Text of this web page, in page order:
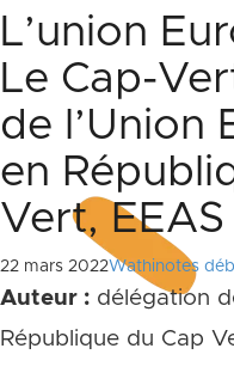
L’union
Le Cap-
de l’Union
en
Vert,
22 mars 2022Wathinotes
Auteur : délégation
République du Cap